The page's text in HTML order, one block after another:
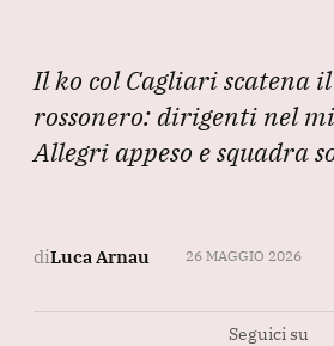
Il ko col Cagliari scatena
rossonero: dirigenti nel
Allegri appeso e squadra
diLuca Arnau 26 MAGGIO 2026
Seguici su